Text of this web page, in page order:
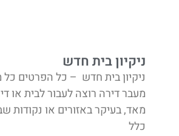
ניקיון בית חדש
ניקיון בית חדש – כל הפרטים
מעבר דירה רוצה לעבור לבית או
מאד, בעיקר באזורים או נקודות
כלל